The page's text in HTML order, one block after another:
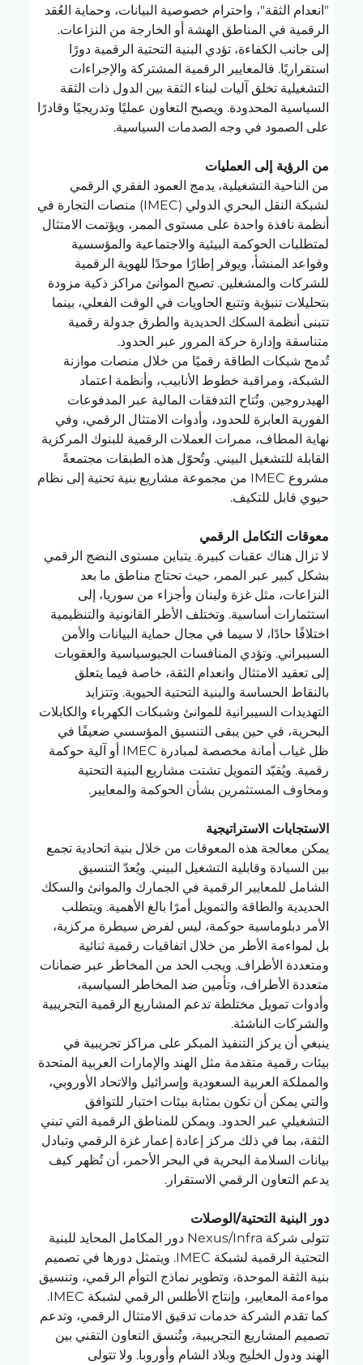
"انعدام الثقة"، واحترام خصوصية البيانات، وحماية العُقد
الرقمية في المناطق الهشة أو الخارجة من النزاعات.
إلى جانب الكفاءة، تؤدي البنية التحتية الرقمية دورًا
استقراريًا. فالمعايير الرقمية المشتركة والإجراءات
التشغيلية تخلق آليات لبناء الثقة بين الدول ذات الثقة
السياسية المحدودة. ويصبح التعاون عمليًا وتدريجيًا وقادرًا
على الصمود في وجه الصدمات السياسية.
من الرؤية إلى العمليات
من الناحية التشغيلية، يدمج العمود الفقري الرقمي
لشبكة النقل البحري الدولي (IMEC) منصات التجارة في
أنظمة نافذة واحدة على مستوى الممر، ويؤتمت الامتثال
لمتطلبات الحوكمة البيئية والاجتماعية والمؤسسية
وقواعد المنشأ، ويوفر إطارًا موحدًا للهوية الرقمية
للشركات والمشغلين. تصبح الموانئ مراكز ذكية مزودة
بتحليلات تنبؤية وتتبع الحاويات في الوقت الفعلي، بينما
تتبنى أنظمة السكك الحديدية والطرق جدولة رقمية
متناسقة وإدارة حركة المرور عبر الحدود.
تُدمج شبكات الطاقة رقميًا من خلال منصات موازنة
الشبكة، ومراقبة خطوط الأنابيب، وأنظمة اعتماد
الهيدروجين. وتُتاح التدفقات المالية عبر المدفوعات
الفورية العابرة للحدود، وأدوات الامتثال الرقمي، وفي
نهاية المطاف، ممرات العملات الرقمية للبنوك المركزية
القابلة للتشغيل البيني. وتُحوّل هذه الطبقات مجتمعةً
مشروع IMEC من مجموعة مشاريع بنية تحتية إلى نظام
حيوي قابل للتكيف.
معوقات التكامل الرقمي
لا تزال هناك عقبات كبيرة. يتباين مستوى النضج الرقمي
بشكل كبير عبر الممر، حيث تحتاج مناطق ما بعد
النزاعات، مثل غزة ولبنان وأجزاء من سوريا، إلى
استثمارات أساسية. وتختلف الأطر القانونية والتنظيمية
اختلافًا حادًا، لا سيما في مجال حماية البيانات والأمن
السيبراني. وتؤدي المنافسات الجيوسياسية والعقوبات
إلى تعقيد الامتثال وانعدام الثقة، خاصة فيما يتعلق
بالنقاط الحساسة والبنية التحتية الحيوية. وتتزايد
التهديدات السيبرانية للموانئ وشبكات الكهرباء والكابلات
البحرية، في حين يبقى التنسيق المؤسسي ضعيفًا في
ظل غياب أمانة مخصصة لمبادرة IMEC أو آلية حوكمة
رقمية. ويُقيّد التمويل تشتت مشاريع البنية التحتية
ومخاوف المستثمرين بشأن الحوكمة والمعايير.
الاستجابات الاستراتيجية
يمكن معالجة هذه المعوقات من خلال بنية اتحادية تجمع
بين السيادة وقابلية التشغيل البيني. ويُعدّ التنسيق
الشامل للمعايير الرقمية في الجمارك والموانئ والسكك
الحديدية والطاقة والتمويل أمرًا بالغ الأهمية. ويتطلب
الأمر دبلوماسية حوكمة، ليس لفرض سيطرة مركزية،
بل لمواءمة الأطر من خلال اتفاقيات رقمية ثنائية
ومتعددة الأطراف. ويجب الحد من المخاطر عبر ضمانات
متعددة الأطراف، وتأمين ضد المخاطر السياسية،
وأدوات تمويل مختلطة تدعم المشاريع الرقمية التجريبية
والشركات الناشئة.
ينبغي أن يركز التنفيذ المبكر على مراكز تجريبية في
بيئات رقمية متقدمة مثل الهند والإمارات العربية المتحدة
والمملكة العربية السعودية وإسرائيل والاتحاد الأوروبي،
والتي يمكن أن تكون بمثابة بيئات اختبار للتوافق
التشغيلي عبر الحدود. ويمكن للمناطق الرقمية التي تبني
الثقة، بما في ذلك مركز إعادة إعمار غزة الرقمي وتبادل
بيانات السلامة البحرية في البحر الأحمر، أن تُظهر كيف
يدعم التعاون الرقمي الاستقرار.
دور البنية التحتية/الوصلات
تتولى شركة Nexus/Infra دور المكامل المحايد للبنية
التحتية الرقمية لشبكة IMEC. ويتمثل دورها في تصميم
بنية الثقة الموحدة، وتطوير نماذج التوأم الرقمي، وتنسيق
مواءمة المعايير، وإنتاج الأطلس الرقمي لشبكة IMEC.
كما تقدم الشركة خدمات تدقيق الامتثال الرقمي، وتدعم
تصميم المشاريع التجريبية، وتُنسق التعاون التقني بين
الهند ودول الخليج وبلاد الشام وأوروبا. ولا تتولى